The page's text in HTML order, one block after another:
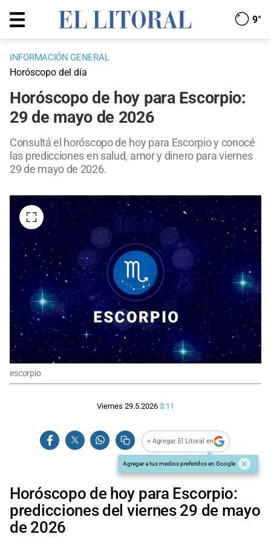
9°
INFORMACIÓN GENERAL
Horóscopo del día
Horóscopo de hoy para Escorpio:
29 de mayo de 2026
Consultá el horóscopo de hoy para Escorpio y conocé
las predicciones en salud, amor y dinero para viernes
29 de mayo de 2026.
escorpio
Viernes 29.5.2026 3:11
+ Agregar El Litoral en
Agregar a tus medios preferidos en Google
Horóscopo de hoy para Escorpio:
predicciones del viernes 29 de mayo
de 2026